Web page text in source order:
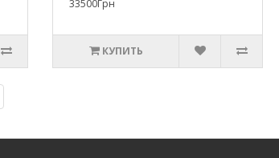
33500Грн
КУПИТЬ